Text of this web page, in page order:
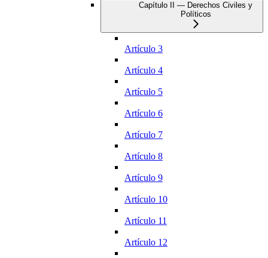
Capítulo II — Derechos Civiles y
Políticos
Artículo 3
Artículo 4
Artículo 5
Artículo 6
Artículo 7
Artículo 8
Artículo 9
Artículo 10
Artículo 11
Artículo 12